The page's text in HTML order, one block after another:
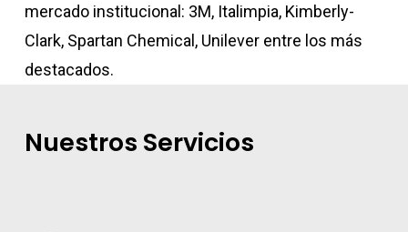
mercado institucional: 3M, Italimpia, Kimberly-
Clark, Spartan Chemical, Unilever entre los más
destacados.
Nuestros Servicios